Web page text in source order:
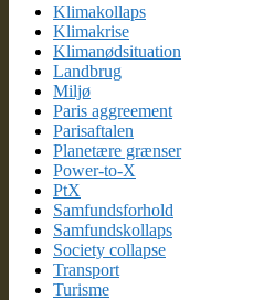
Klimakollaps
Klimakrise
Klimanødsituation
Landbrug
Miljø
Paris aggreement
Parisaftalen
Planetære grænser
Power-to-X
PtX
Samfundsforhold
Samfundskollaps
Society collapse
Transport
Turisme